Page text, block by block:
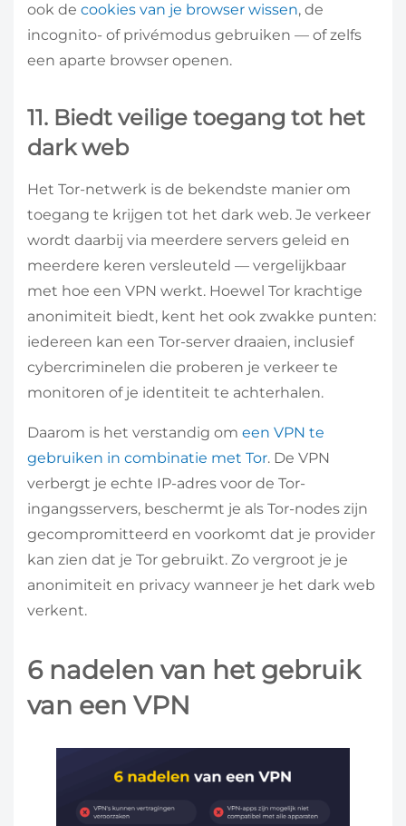
ook de cookies van je browser wissen, de
incognito- of privémodus gebruiken — of zelfs
een aparte browser openen.
11. Biedt veilige toegang tot het
dark web
Het Tor-netwerk is de bekendste manier om
toegang te krijgen tot het dark web. Je verkeer
wordt daarbij via meerdere servers geleid en
meerdere keren versleuteld — vergelijkbaar
met hoe een VPN werkt. Hoewel Tor krachtige
anonimiteit biedt, kent het ook zwakke punten:
iedereen kan een Tor-server draaien, inclusief
cybercriminelen die proberen je verkeer te
monitoren of je identiteit te achterhalen.
Daarom is het verstandig om een VPN te
gebruiken in combinatie met Tor. De VPN
verbergt je echte IP-adres voor de Tor-
ingangsservers, beschermt je als Tor-nodes zijn
gecompromitteerd en voorkomt dat je provider
kan zien dat je Tor gebruikt. Zo vergroot je je
anonimiteit en privacy wanneer je het dark web
verkent.
6 nadelen van het gebruik
van een VPN